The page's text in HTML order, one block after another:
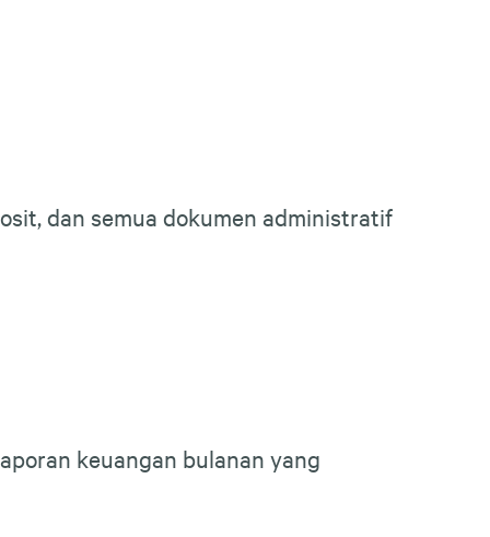
dan semua dokumen administratif
keuangan bulanan yang